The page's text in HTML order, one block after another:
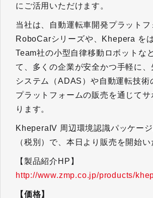
にご活用いただけます。
当社は、自動運転車開発プラットフ
RoboCarシリーズや、Khepera を
Team社の小型自律移動ロボットな
て、多くの企業が安全かつ手軽に、
システム（ADAS）や自動運転技術
プラットフォームの販売を通じてサ
ります。
KheperaIV 周辺環境認識パッケー
（税別）で、本日より販売を開始い
【製品紹介HP】
http://www.zmp.co.jp/products/
【価格】